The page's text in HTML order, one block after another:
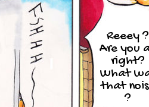
Reeey ?
Are you
right?
What
that
?